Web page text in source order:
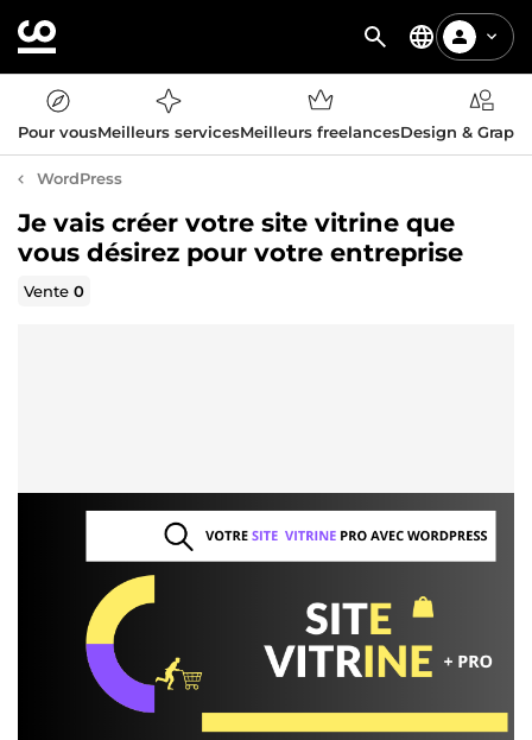
Pour vousMeilleurs servicesMeilleurs freelancesDesign &
WordPress
Je vais créer votre site vitrine que
vous désirez pour votre entreprise
Vente0